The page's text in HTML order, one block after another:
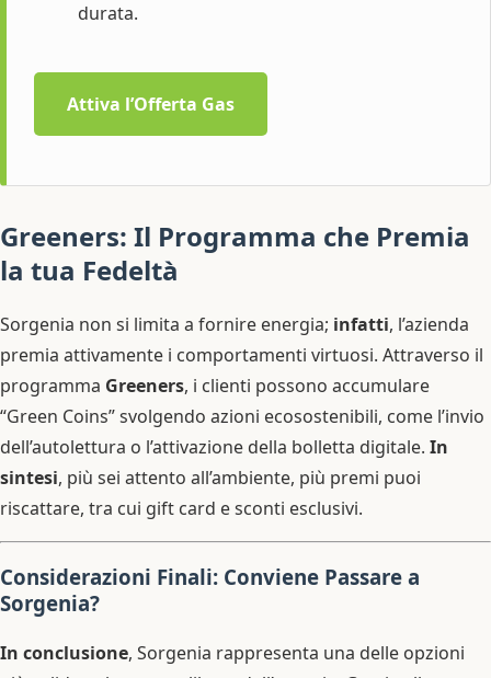
durata.
Attiva l’Offerta Gas
Greeners: Il Programma che Premia
la tua Fedeltà
Sorgenia non si limita a fornire energia; infatti, l’azienda
premia attivamente i comportamenti virtuosi. Attraverso il
programma Greeners, i clienti possono accumulare
“Green Coins” svolgendo azioni ecosostenibili, come l’invio
dell’autolettura o l’attivazione della bolletta digitale. In
sintesi, più sei attento all’ambiente, più premi puoi
riscattare, tra cui gift card e sconti esclusivi.
Considerazioni Finali: Conviene Passare a
Sorgenia?
In conclusione, Sorgenia rappresenta una delle opzioni